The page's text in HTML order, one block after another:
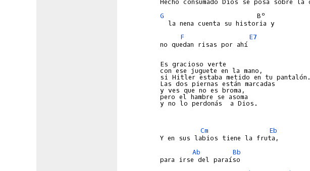
G
                       Bº
F
E7
no quedan risas por ahí
Es gracioso verte
con ese juguete en la mano,
si Hitler estaba metido en tu pantalón.
Las dos piernas están marcadas
y ves que no es broma,
pero el hambre se asoma
y no lo perdonás  a Dios.
Cm
Eb
Ab
Bb